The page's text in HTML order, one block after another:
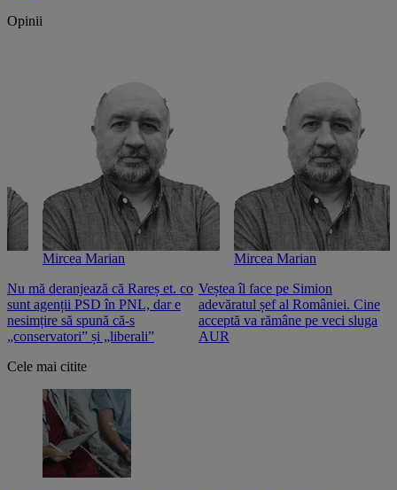
Opinii
Mircea Marian
Nu mă deranjează că Rareș et. co
sunt agenții PSD în PNL, dar e
nesimțire să spună că-s
„conservatori” și „liberali”
Mircea Marian
Veștea îl face pe Simion
adevăratul șef al României. Cine
acceptă va rămâne pe veci sluga
AUR
Cele mai citite